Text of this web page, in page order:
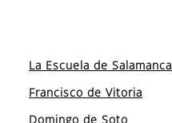
La Escuela de Salamanca
Francisco de Vitoria
Domingo de Soto